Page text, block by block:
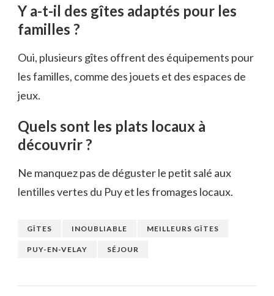
Y a-t-il des gîtes adaptés pour les
familles ?
Oui, plusieurs gîtes offrent des équipements pour
les familles, comme des jouets et des espaces de
jeux.
Quels sont les plats locaux à
découvrir ?
Ne manquez pas de déguster le petit salé aux
lentilles vertes du Puy et les fromages locaux.
GÎTES INOUBLIABLE MEILLEURS GÎTES
PUY-EN-VELAY SÉJOUR